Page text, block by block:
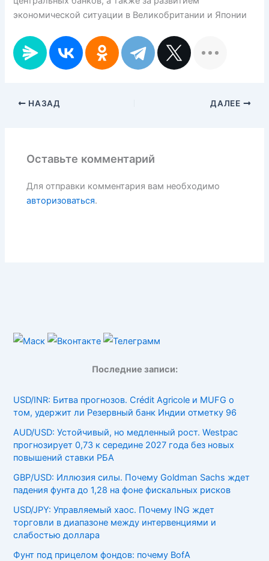
экономической ситуации в Великобритании и Японии
НАЗАД ДАЛЕЕ
Оставьте комментарий
Для отправки комментария вам необходимо
авторизоваться.
Последние записи:
USD/INR: Битва прогнозов. Crédit Agricole и MUFG о
том, удержит ли Резервный банк Индии отметку 96
AUD/USD: Устойчивый, но медленный рост. Westpac
прогнозирует 0,73 к середине 2027 года без новых
повышений ставки РБА
GBP/USD: Иллюзия силы. Почему Goldman Sachs ждет
падения фунта до 1,28 на фоне фискальных рисков
USD/JPY: Управляемый хаос. Почему ING ждет
торговли в диапазоне между интервенциями и
слабостью доллара
Фунт под прицелом фондов: почему BofA